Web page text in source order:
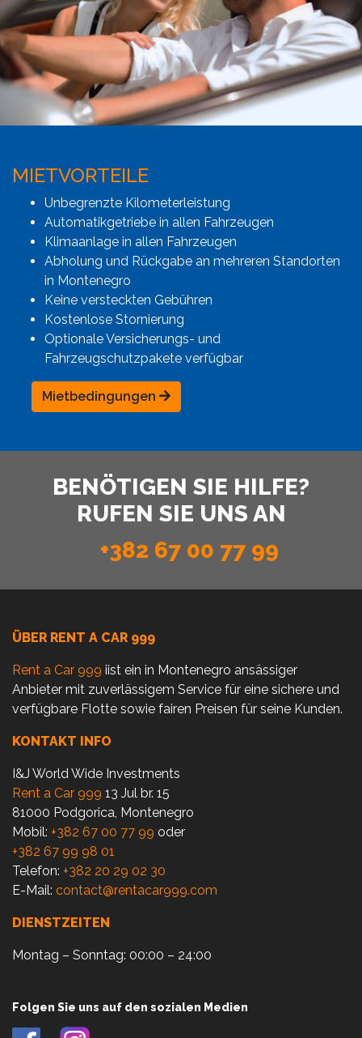
MIETVORTEILE
Unbegrenzte Kilometerleistung
Automatikgetriebe in allen Fahrzeugen
Klimaanlage in allen Fahrzeugen
Abholung und Rückgabe an mehreren Standorten
in Montenegro
Keine versteckten Gebühren
Kostenlose Stornierung
Optionale Versicherungs- und
Fahrzeugschutzpakete verfügbar
Mietbedingungen
BENÖTIGEN SIE HILFE?
RUFEN SIE UNS AN
+382 67 00 77 99
ÜBER RENT A CAR 999
Rent a Car 999 iist ein in Montenegro ansässiger
Anbieter mit zuverlässigem Service für eine sichere und
verfügbare Flotte sowie fairen Preisen für seine Kunden.
KONTAKT INFO
I&J World Wide Investments
Rent a Car 999 13 Jul br. 15
81000 Podgorica, Montenegro
Mobil: +382 67 00 77 99 oder
+382 67 99 98 01
Telefon: +382 20 29 02 30
E-Mail: contact@rentacar999.com
DIENSTZEITEN
Montag – Sonntag: 00:00 – 24:00
Folgen Sie uns auf den sozialen Medien